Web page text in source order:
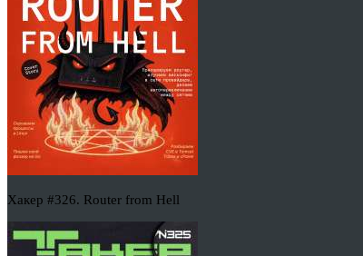
Хакер #326. Router from Hell